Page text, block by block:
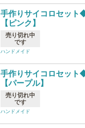
手作りサイコロセット
【ピンク】
売り切れ中
です
ハンドメイド
手作りサイコロセット
【パープル】
売り切れ中
です
ハンドメイド